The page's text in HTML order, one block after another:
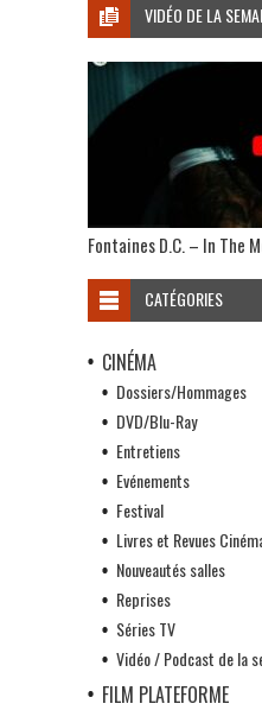
VIDÉO DE LA
Fontaines D.C. – In The
CATÉGORIES
CINÉMA
Dossiers/Hommages
DVD/Blu-Ray
Entretiens
Evénements
Festival
Livres et Revues
Nouveautés salles
Reprises
Séries TV
Vidéo / Podcast de la
FILM PLATEFORME